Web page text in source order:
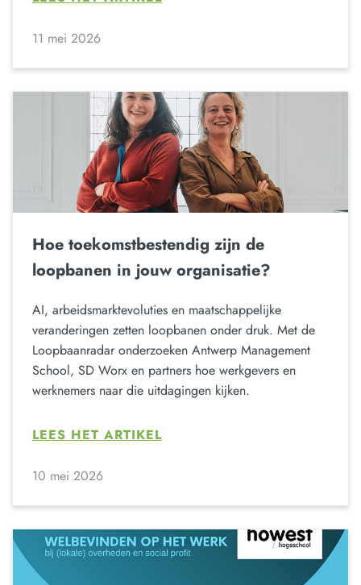
11 mei 2026
Hoe toekomstbestendig zijn de
loopbanen in jouw organisatie?
AI, arbeidsmarktevoluties en maatschappelijke
veranderingen zetten loopbanen onder druk. Met de
Loopbaanradar onderzoeken Antwerp Management
School, SD Worx en partners hoe werkgevers en
werknemers naar die uitdagingen kijken.
LEES HET ARTIKEL
10 mei 2026